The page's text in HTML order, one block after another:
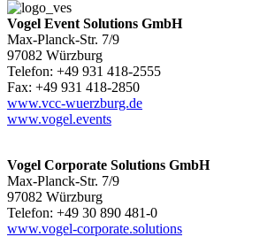
Vogel Event Solutions GmbH
Max-Planck-Str. 7/9
97082 Würzburg
Telefon: +49 931 418-2555
Fax: +49 931 418-2850
www.vcc-wuerzburg.de
www.vogel.events
Vogel Corporate Solutions GmbH
Max-Planck-Str. 7/9
97082 Würzburg
Telefon: +49 30 890 481-0
www.vogel-corporate.solutions